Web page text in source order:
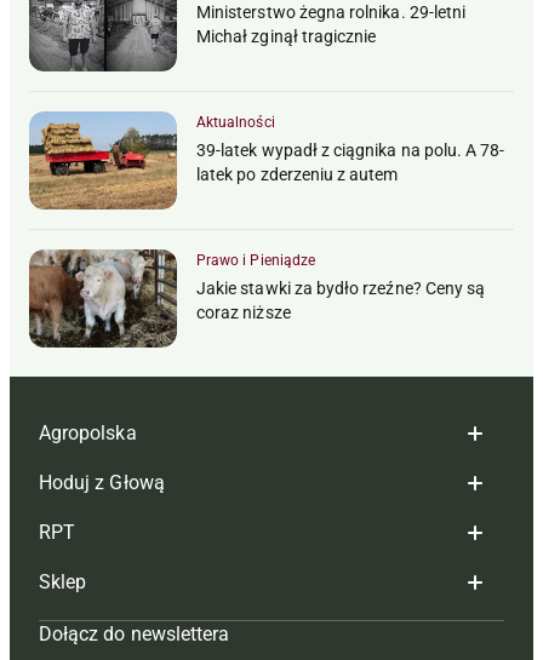
Ministerstwo żegna rolnika. 29-letni
Michał zginął tragicznie
Aktualności
39-latek wypadł z ciągnika na polu. A 78-
latek po zderzeniu z autem
Prawo i Pieniądze
Jakie stawki za bydło rzeźne? Ceny są
coraz niższe
Agropolska
Redakcja
Reklama
Tagi
Mapa serwisu
Hoduj z Głową
Hoduj z głową bydło
Hoduj z głową świnie
Prenumerata
RPT
Redakcja
Prenumerata
Sklep
Czasopisma i prenumerata
Dołącz do newslettera